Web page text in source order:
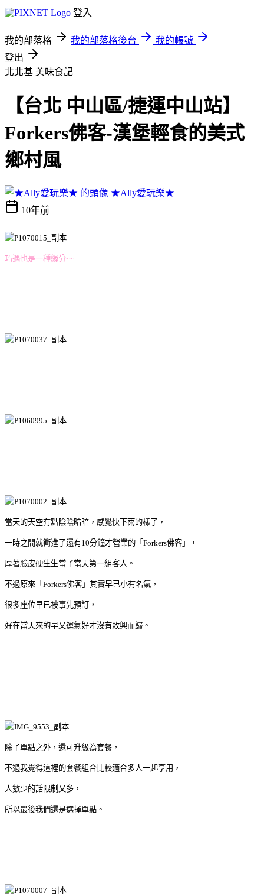
登入
我的部落格 我的部落格後台
我的帳號
登出
北北基 美味食記
【台北 中山區/捷運中山站】
Forkers佛客-漢堡輕食的美式
鄉村風
★Ally愛玩樂★
10年前
巧遇也是一種緣分~~
當天的天空有點陰陰暗暗，感覺快下雨的樣子，
一時之間就衝進了還有10分鐘才營業的「Forkers佛客」，
厚著臉皮硬生生當了當天第一組客人。
不過原來「Forkers佛客」其實早已小有名氣，
很多座位早已被事先預訂，
好在當天來的早又運氣好才沒有敗興而歸。
除了單點之外，還可升級為套餐，
不過我覺得這裡的套餐組合比較適合多人一起享用，
人數少的話限制又多，
所以最後我們還是選擇單點。